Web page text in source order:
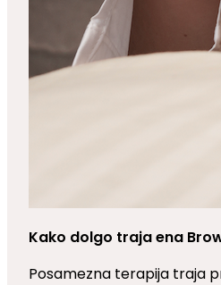
Kako dolgo traja ena
Posamezna terapija traja